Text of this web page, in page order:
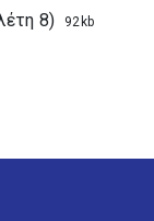
8) 92kb